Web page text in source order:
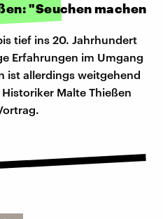
"Seuchen machen
tief ins 20. Jahrhundert
Erfahrungen im Umgang
ist allerdings weitgehend
Malte Thießen